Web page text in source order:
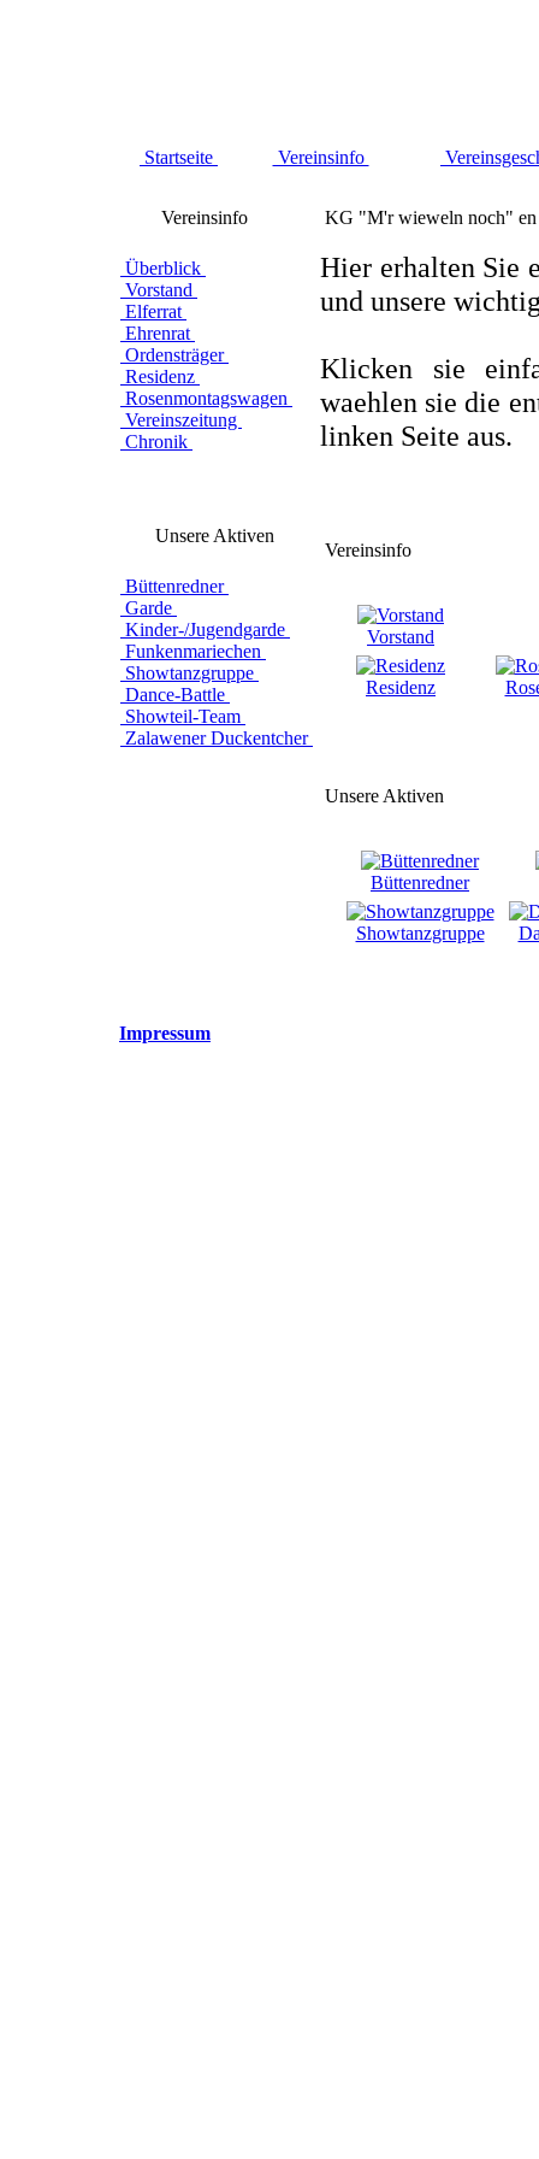
Startseite Vereinsinfo
Vereinsinfo
Überblick
Vorstand
Elferrat
Ehrenrat
Ordensträger
Residenz
Rosenmontagswagen
Vereinszeitung
Chronik
Unsere Aktiven
Büttenredner
Garde
Kinder-/Jugendgarde
Funkenmariechen
Showtanzgruppe
Dance-Battle
Showteil-Team
Zalawener Duckentcher
KG "M'r wieweln noch" en
Hier erhalten Sie
und unsere
Klicken sie
waehlen sie die
linken Seite aus.
Vereinsinfo
Vorstand
Residenz
Unsere Aktiven
Büttenredner
Showtanzgruppe
Impressum